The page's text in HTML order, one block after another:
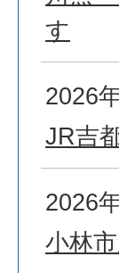
す
2026
JR吉
2026
小林